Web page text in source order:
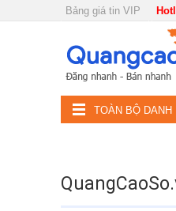
Bảng giá tin VIP
Nội, ngoại thất
Đồ gia dụng
Điện thoại, Viễn thông
Công nghiệp, xây dựng
TOÀN BỘ DANH